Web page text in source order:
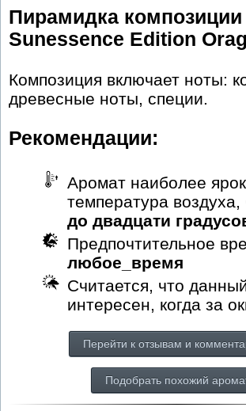
Пирамидка композиции
Sunessence Edition
Композиция включает ноты:
древесные ноты, специи.
Рекомендации:
Аромат наиболее
температура воздуха,
до двадцати
Предпочтительное
любое_время
Считается, что
интересен, когда за
Перейти к отзывам и
Подобрать похожий